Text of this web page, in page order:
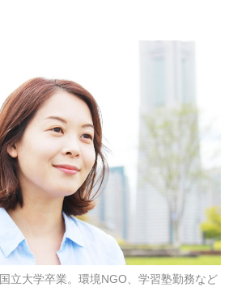
立大学卒業。環境NGO、学習塾勤務など